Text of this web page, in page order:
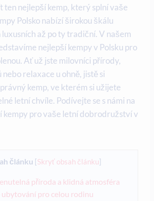
ten nejlepší kemp, který splní vaše
Polsko nabízí širokou škálu
luxusních ‌až⁢ po ⁣ty tradiční. V našem
nejlepší ‍kempy v ⁣Polsku ‍pro
Ať už jste milovníci přírody,
relaxace u ohně, jistě si
kemp, ve⁢ kterém si užijete
letní chvíle. Podívejte se ‍s námi na
⁣kempy​ pro vaše letní dobrodružství v
článku [Skryť obsah článku]
příroda ⁤a klidná atmosféra
ubytování pro celou rodinu